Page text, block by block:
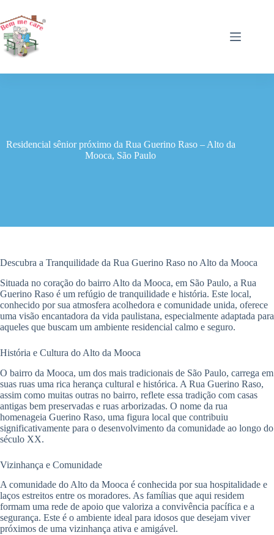
para
o
conteúdo
Residencial sênior próximo da Rua Guerino Raso – Alto da
Mooca, São Paulo
Descubra a Tranquilidade da Rua Guerino Raso no Alto da Mooca
Situada no coração do bairro Alto da Mooca, em São Paulo, a Rua
Guerino Raso é um refúgio de tranquilidade e história. Este local,
conhecido por sua atmosfera acolhedora e comunidade unida, oferece
uma visão encantadora da vida paulistana, especialmente adaptada para
aqueles que buscam um ambiente residencial calmo e seguro.
História e Cultura do Alto da Mooca
O bairro da Mooca, um dos mais tradicionais de São Paulo, carrega em
suas ruas uma rica herança cultural e histórica. A Rua Guerino Raso,
assim como muitas outras no bairro, reflete essa tradição com casas
antigas bem preservadas e ruas arborizadas. O nome da rua
homenageia Guerino Raso, uma figura local que contribuiu
significativamente para o desenvolvimento da comunidade ao longo do
século XX.
Vizinhança e Comunidade
A comunidade do Alto da Mooca é conhecida por sua hospitalidade e
laços estreitos entre os moradores. As famílias que aqui residem
formam uma rede de apoio que valoriza a convivência pacífica e a
segurança. Este é o ambiente ideal para idosos que desejam viver
próximos de uma vizinhança ativa e amigável.